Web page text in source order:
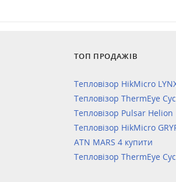
ТОП ПРОДАЖІВ
Тепловізор HikMicro
Тепловізор ThermEye
Тепловізор Pulsar Helion
Тепловізор HikMicro
ATN MARS 4 купити
Тепловізор ThermEye